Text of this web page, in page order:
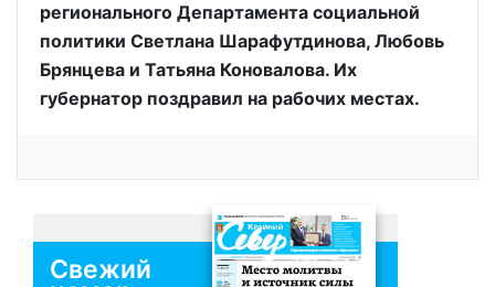
регионального Департамента социальной
политики Светлана Шарафутдинова, Любовь
Брянцева и Татьяна Коновалова. Их
губернатор поздравил на рабочих местах.
Свежий